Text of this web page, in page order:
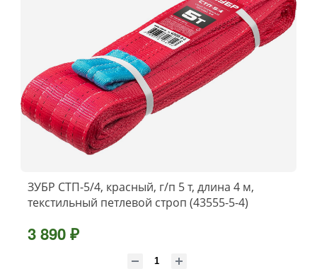
ЗУБР СТП-5/4, красный, г/п 5 т, длина 4 м,
текстильный петлевой строп (43555-5-4)
3 890 ₽